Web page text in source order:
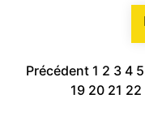
Précédent 1 2 3 4 5
19 20 21 22